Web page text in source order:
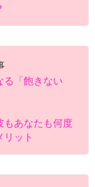
る「飽きない
もあなたも何度
リット